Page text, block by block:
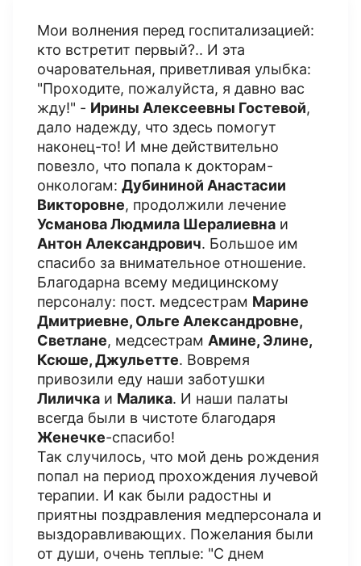
Мои волнения перед госпитализацией:
кто встретит первый?.. И эта
очаровательная, приветливая улыбка:
"Проходите, пожалуйста, я давно вас
жду!" - Ирины Алексеевны Гостевой,
дало надежду, что здесь помогут
наконец-то! И мне действительно
повезло, что попала к докторам-
онкологам: Дубининой Анастасии
Викторовне, продолжили лечение
Усманова Людмила Шералиевна и
Антон Александрович. Большое им
спасибо за внимательное отношение.
Благодарна всему медицинскому
персоналу: пост. медсестрам Марине
Дмитриевне, Ольге Александровне,
Светлане, медсестрам Амине, Элине,
Ксюше, Джульетте. Вовремя
привозили еду наши заботушки
Лиличка и Малика. И наши палаты
всегда были в чистоте благодаря
Женечке-спасибо!
Так случилось, что мой день рождения
попал на период прохождения лучевой
терапии. И как были радостны и
приятны поздравления медперсонала и
выздоравливающих. Пожелания были
от души, очень теплые: "С днем